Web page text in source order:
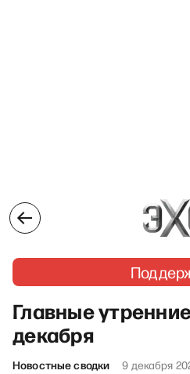
Главные
декабря
Новостные сводки 9 декабря